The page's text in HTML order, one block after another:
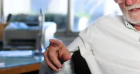
Eventos Corporativos
El Cronista Studio
Mediakit